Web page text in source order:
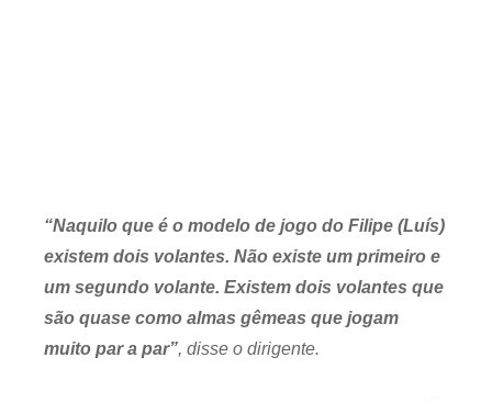
“Naquilo que é o modelo de jogo do Filipe (Luís)
existem dois volantes. Não existe um primeiro e
um segundo volante. Existem dois volantes que
são quase como almas gêmeas que jogam
muito par a par”, disse o dirigente.